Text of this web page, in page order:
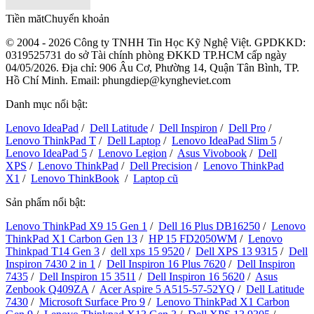
Tiền mătChuyển khoản
© 2004 - 2026 Công ty TNHH Tin Học Kỹ Nghệ Việt. GPDKKD:
0319525731 do sở Tài chính phòng ĐKKD TP.HCM cấp ngày
04/05/2026. Địa chỉ: 906 Âu Cơ, Phường 14, Quận Tân Bình, TP.
Hồ Chí Minh. Email: phungdiep@kyngheviet.com
Danh mục nổi bật:
Lenovo IdeaPad / Dell Latitude / Dell Inspiron / Dell Pro /
Lenovo ThinkPad T / Dell Laptop / Lenovo IdeaPad Slim 5 /
Lenovo IdeaPad 5 / Lenovo Legion / Asus Vivobook / Dell
XPS / Lenovo ThinkPad / Dell Precision / Lenovo ThinkPad
X1 / Lenovo ThinkBook / Laptop cũ
Sản phẩm nổi bật:
Lenovo ThinkPad X9 15 Gen 1 / Dell 16 Plus DB16250 / Lenovo
ThinkPad X1 Carbon Gen 13 / HP 15 FD2050WM / Lenovo
Thinkpad T14 Gen 3 / dell xps 15 9520 / Dell XPS 13 9315 / Dell
Inspiron 7430 2 in 1 / Dell Inspiron 16 Plus 7620 / Dell Inspiron
7435 / Dell Inspiron 15 3511 / Dell Inspiron 16 5620 / Asus
Zenbook Q409ZA / Acer Aspire 5 A515-57-52YQ / Dell Latitude
7430 / Microsoft Surface Pro 9 / Lenovo ThinkPad X1 Carbon